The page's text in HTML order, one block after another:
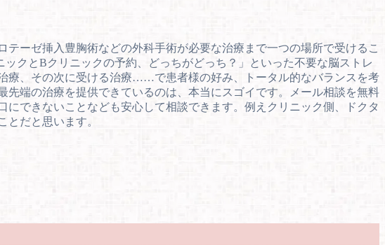
ーゼ挿入豊胸術などの外科手術が必要な治療まで一つの場所で受けるこ
クとBクリニックの予約、どっちがどっち？」といった不要な脳ストレ
療、その次に受ける治療……で患者様の好み、トータル的なバランスを考
端の治療を提供できているのは、本当にスゴイです。メール相談を無料
できないことなども安心して相談できます。例えクリニック側、ドクタ
だと思います。